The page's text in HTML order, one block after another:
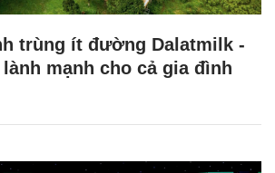
trùng ít đường Dalatmilk -
mạnh cho cả gia đình